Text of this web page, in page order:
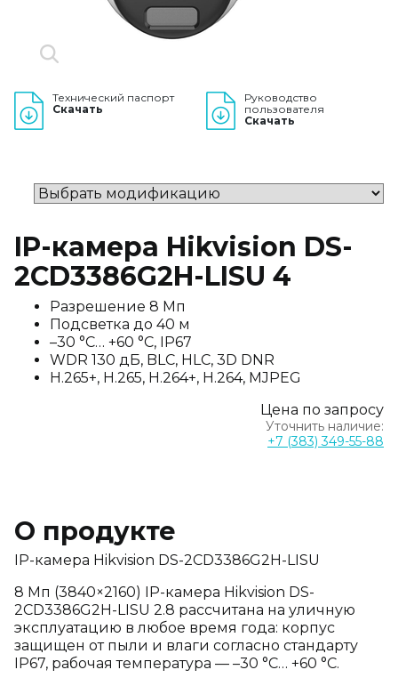
Технический паспорт
Скачать
Руководство
пользователя
Скачать
IP-камера Hikvision DS-
2CD3386G2H-LISU 4
Разрешение 8 Мп
Подсветка до 40 м
–30 °C… +60 °C, IP67
WDR 130 дБ, BLC, HLC, 3D DNR
H.265+, H.265, H.264+, H.264, MJPEG
Цена по запросу
Уточнить наличие:
+7 (383) 349-55-88
О продукте
IP-камера Hikvision DS-2CD3386G2H-LISU
8 Мп (3840×2160) IP-камера Hikvision DS-
2CD3386G2H-LISU 2.8 рассчитана на уличную
эксплуатацию в любое время года: корпус
защищен от пыли и влаги согласно стандарту
IP67, рабочая температура — –30 °C… +60 °C.